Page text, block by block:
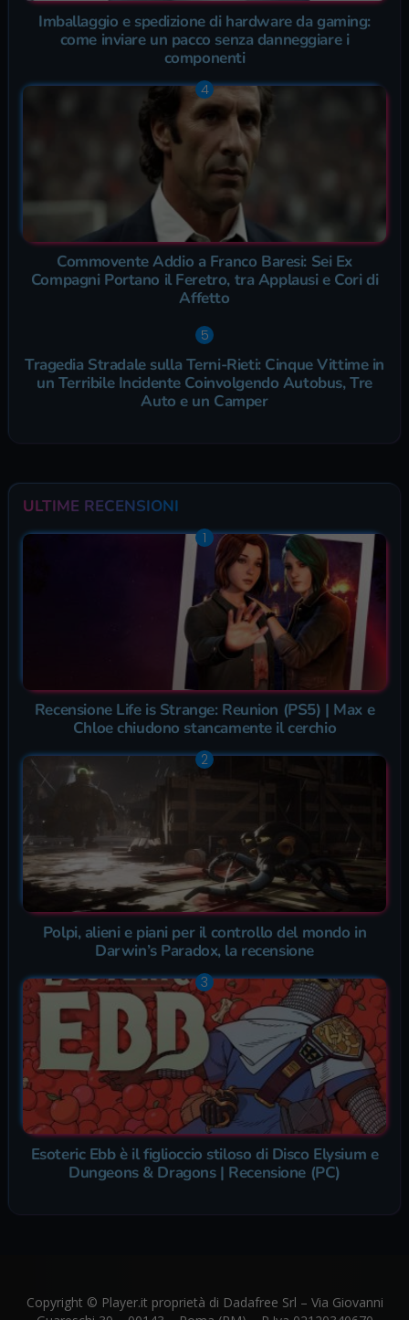
Imballaggio e spedizione di hardware da gaming:
come inviare un pacco senza danneggiare i
componenti
Commovente Addio a Franco Baresi: Sei Ex
Compagni Portano il Feretro, tra Applausi e Cori di
Affetto
Tragedia Stradale sulla Terni-Rieti: Cinque Vittime in
un Terribile Incidente Coinvolgendo Autobus, Tre
Auto e un Camper
ULTIME RECENSIONI
Recensione Life is Strange: Reunion (PS5) | Max e
Chloe chiudono stancamente il cerchio
Polpi, alieni e piani per il controllo del mondo in
Darwin’s Paradox, la recensione
Esoteric Ebb è il figlioccio stiloso di Disco Elysium e
Dungeons & Dragons | Recensione (PC)
Copyright © Player.it proprietà di Dadafree Srl – Via Giovanni